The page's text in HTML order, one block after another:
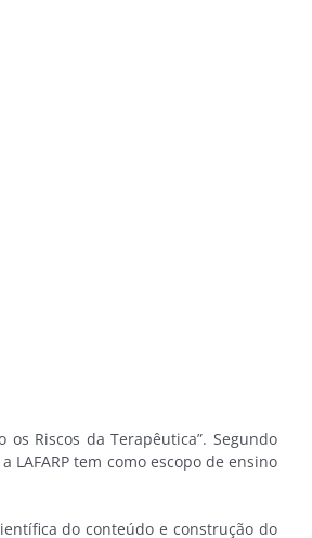
Riscos da Terapêutica”. Segundo
tem como escopo de ensino
do conteúdo e construção do